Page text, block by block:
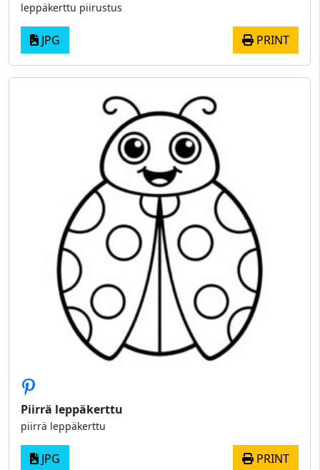
leppäkerttu piirustus
JPG PRINT
Piirrä leppäkerttu
piirrä leppäkerttu
JPG PRINT